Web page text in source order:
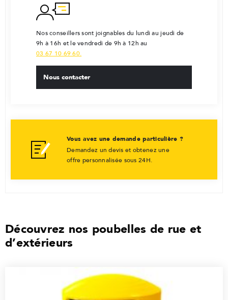
Nos conseillers sont joignables du lundi au jeudi de
9h à 16h et le vendredi de 9h à 12h au
03 67 10 69 60.
Nous contacter
Vous avez une demande particulière ?
Demandez un devis et obtenez une
offre personnalisée sous 24H.
Découvrez nos poubelles de rue et
d’extérieurs